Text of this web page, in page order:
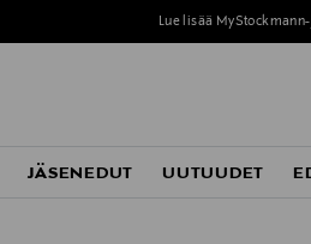
Lue lisää
JÄSENEDUT UUTUUDET